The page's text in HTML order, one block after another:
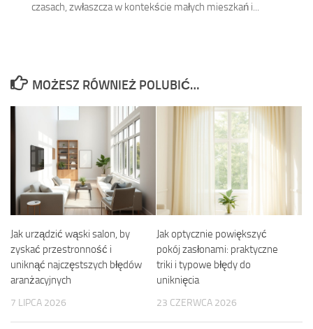
czasach, zwłaszcza w kontekście małych mieszkań i...
MOŻESZ RÓWNIEŻ POLUBIĆ…
Jak urządzić wąski salon, by
zyskać przestronność i
uniknąć najczęstszych błędów
aranżacyjnych
7 LIPCA 2026
Jak optycznie powiększyć
pokój zasłonami: praktyczne
triki i typowe błędy do
uniknięcia
23 CZERWCA 2026